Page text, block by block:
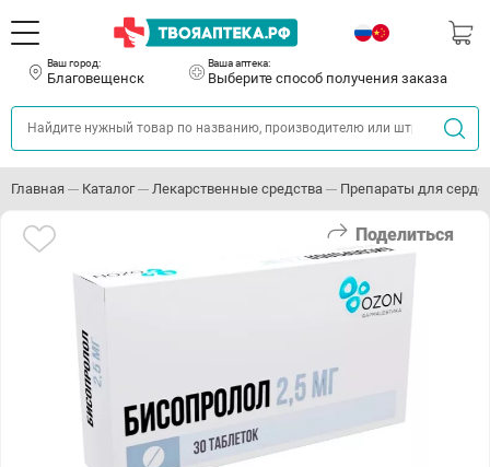
Ваш город:
Благовещенск
Ваша аптека:
Выберите способ получения заказа
Главная Каталог Лекарственные средства Препараты для
Поделиться